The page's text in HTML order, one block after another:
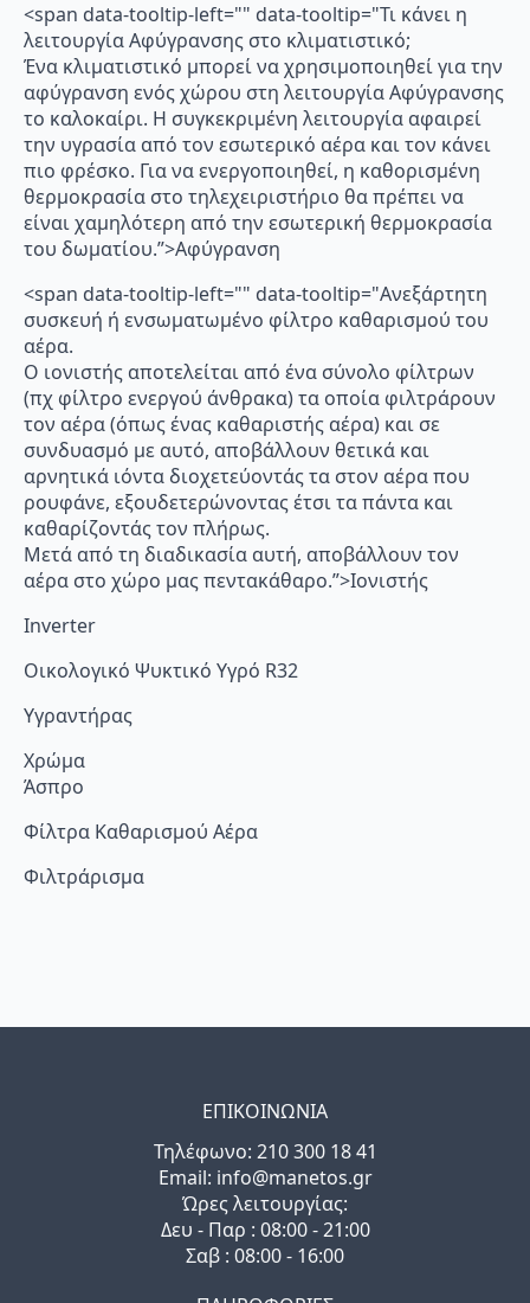
<span data-tooltip-left="" data-tooltip="Τι κάνει η
λειτουργία Αφύγρανσης στο κλιματιστικό;
Ένα κλιματιστικό μπορεί να χρησιμοποιηθεί για την
αφύγρανση ενός χώρου στη λειτουργία Αφύγρανσης
το καλοκαίρι. Η συγκεκριμένη λειτουργία αφαιρεί
την υγρασία από τον εσωτερικό αέρα και τον κάνει
πιο φρέσκο. Για να ενεργοποιηθεί, η καθορισμένη
θερμοκρασία στο τηλεχειριστήριο θα πρέπει να
είναι χαμηλότερη από την εσωτερική θερμοκρασία
του δωματίου.”>Αφύγρανση
<span data-tooltip-left="" data-tooltip="Ανεξάρτητη
συσκευή ή ενσωματωμένο φίλτρο καθαρισμού του
αέρα.
Ο ιονιστής αποτελείται από ένα σύνολο φίλτρων
(πχ φίλτρο ενεργού άνθρακα) τα οποία φιλτράρουν
τον αέρα (όπως ένας καθαριστής αέρα) και σε
συνδυασμό με αυτό, αποβάλλουν θετικά και
αρνητικά ιόντα διοχετεύοντάς τα στον αέρα που
ρουφάνε, εξουδετερώνοντας έτσι τα πάντα και
καθαρίζοντάς τον πλήρως.
Μετά από τη διαδικασία αυτή, αποβάλλουν τον
αέρα στο χώρο μας πεντακάθαρο.”>Ιονιστής
Inverter
Οικολογικό Ψυκτικό Υγρό R32
Υγραντήρας
Χρώμα
Άσπρο
Φίλτρα Καθαρισμού Αέρα
Φιλτράρισμα
ΕΠΙΚΟΙΝΩΝΙΑ
Τηλέφωνo: 210 300 18 41
Email: info@manetos.gr
Ώρες λειτουργίας:
Δευ - Παρ : 08:00 - 21:00
Σαβ : 08:00 - 16:00